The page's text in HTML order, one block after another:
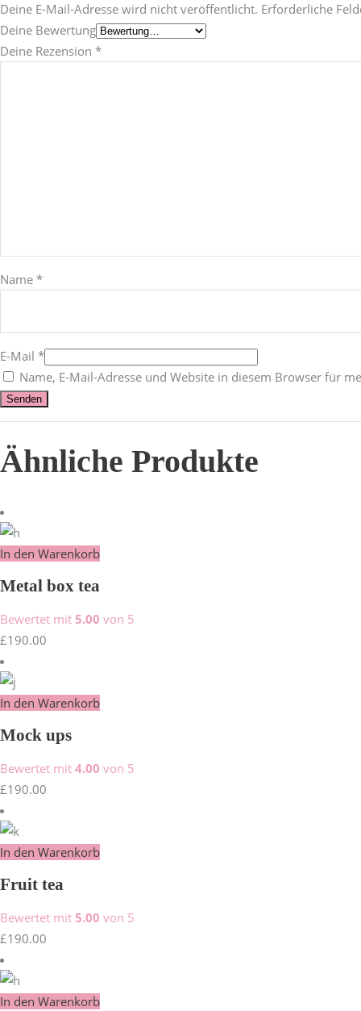
Deine E-Mail-Adresse wird nicht veröffentlicht. Erforderliche
Deine Bewertung
Deine Rezension *
Name *
E-Mail *
Name, E-Mail-Adresse und Website in diesem Browser für
Ähnliche Produkte
In den Warenkorb
Metal box tea
Bewertet mit 5.00 von 5
£190.00
In den Warenkorb
Mock ups
Bewertet mit 4.00 von 5
£190.00
In den Warenkorb
Fruit tea
Bewertet mit 5.00 von 5
£190.00
In den Warenkorb